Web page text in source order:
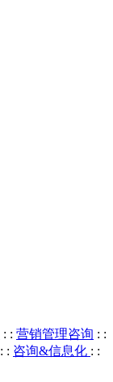
: : 营销管理咨询 : :
: : 咨询&信息化 : :